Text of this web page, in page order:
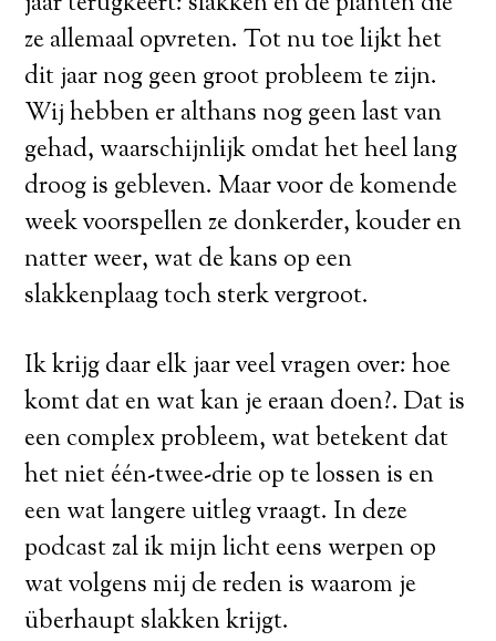
EMBED
ze allemaal opvreten. Tot nu toe lijkt het
dit jaar nog geen groot probleem te zijn.
Wij hebben er althans nog geen last van
gehad, waarschijnlijk omdat het heel lang
droog is gebleven. Maar voor de komende
week voorspellen ze donkerder, kouder en
natter weer, wat de kans op een
slakkenplaag toch sterk vergroot.
Ik krijg daar elk jaar veel vragen over: hoe
komt dat en wat kan je eraan doen?. Dat is
een complex probleem, wat betekent dat
het niet één-twee-drie op te lossen is en
een wat langere uitleg vraagt. In deze
podcast zal ik mijn licht eens werpen op
wat volgens mij de reden is waarom je
überhaupt slakken krijgt.